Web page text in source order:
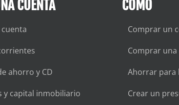
CUENTA
ahorro y CD
y capital inmobiliario
CÓMO
Comprar un
Comprar una
Ahorrar para
Crear un